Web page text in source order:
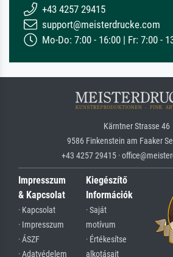
+43 4257 29415
support@meisterdrucke.com
Mo-Do: 7:00 - 16:00 | Fr: 7:00 -
Kärntner Strasse 46
9586 Finkenstein am Faaker
+43 4257 29415 ·
Impresszum
& Kapcsolat
· Kapcsolat
· Impresszum
· ÁSZF
· Adatvédelem
Kiegészítő
Információk
· Saját
motívum
· Értékesítse
alkotásait